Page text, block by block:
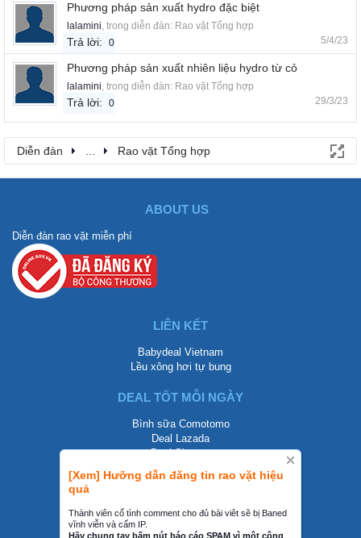
[Xem] Hưỡng dẫn đăng tin rao vặt hiệu
quả
Thành viên cố tình comment cho đủ bài viêt sẽ bị Baned
vĩnh viễn và cấm IP.
Hãy chung tay bấm nút báo cáo SPAM vì một cộng
Phương pháp sản xuất hydro đặc biệt
lalamini, trong diễn đàn: Rao vặt Tổng hợp
Trả lời: 0 5/4/23
Phương pháp sản xuất nhiên liệu hydro từ cỏ
lalamini, trong diễn đàn: Rao vặt Tổng hợp
Trả lời: 0 29/3/23
Diễn đàn ... Rao vặt Tổng hợp
ABOUT US
Diễn đàn rao vặt miễn phí
LIÊN KẾT
Babydeal Vietnam
Lều xông hơi tự bung
DEAL TỐT MỖI NGÀY
Bình sữa Comotomo
Deal Lazada
Deal Shopee
LIÊN HỆ
0858002468
contact@mraovat.vn